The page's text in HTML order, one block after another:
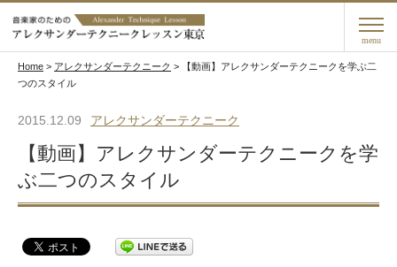
menu
Home > アレクサンダーテクニーク >
【動画】アレクサンダーテクニークを学ぶ二
つのスタイル
2015.12.09 アレクサンダーテクニーク
【動画】アレクサンダーテクニークを学
ぶ二つのスタイル